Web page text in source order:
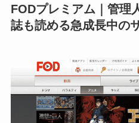
FODプレミアム｜管理
誌も読める急成長中の